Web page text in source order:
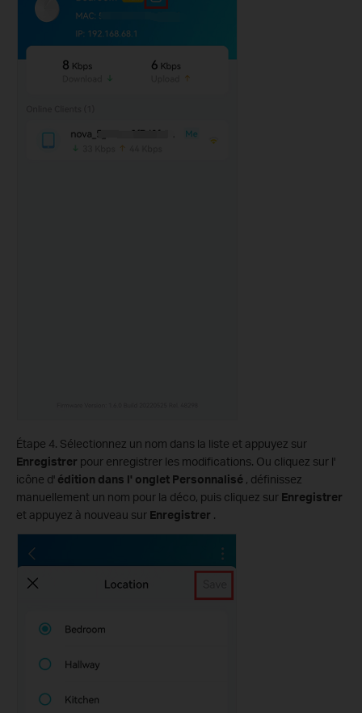
Étape 4. Sélectionnez un nom dans la liste et appuyez sur
Enregistrer pour enregistrer les modifications. Ou cliquez sur l'
icône d' édition dans l' onglet Personnalisé , définissez
manuellement un nom pour la déco, puis cliquez sur Enregistrer
et appuyez à nouveau sur Enregistrer .